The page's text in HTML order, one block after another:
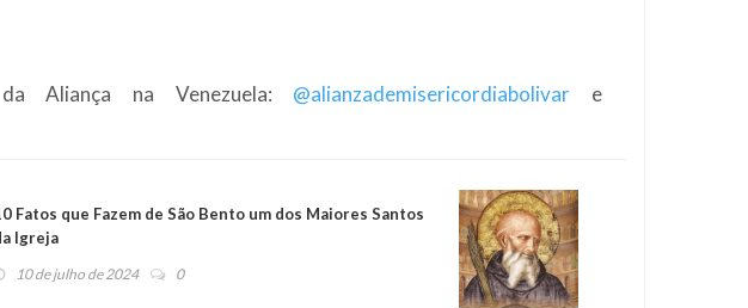
Aliança na Venezuela: @alianzademisericordiabolivar e
Fatos que Fazem de São Bento um dos Maiores Santos
Igreja
10 de julho de 2024 0